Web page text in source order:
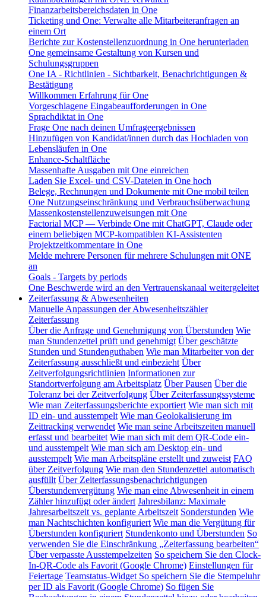
Finanzarbeitsbereichsdaten in One
Ticketing und One: Verwalte alle Mitarbeiteranfragen an
einem Ort
Berichte zur Kostenstellenzuordnung in One herunterladen
One gemeinsame Gestaltung von Kursen und
Schulungsgruppen
One IA - Richtlinien - Sichtbarkeit, Benachrichtigungen &
Bestätigung
Willkommen Erfahrung für One
Vorgeschlagene Eingabeaufforderungen in One
Sprachdiktat in One
Frage One nach deinen Umfrageergebnissen
Hinzufügen von Kandidat/innen durch das Hochladen von
Lebensläufen in One
Enhance-Schaltfläche
Massenhafte Ausgaben mit One einreichen
Laden Sie Excel- und CSV-Dateien in One hoch
Belege, Rechnungen und Dokumente mit One mobil teilen
One Nutzungseinschränkung und Verbrauchsüberwachung
Massenkostenstellenzuweisungen mit One
Factorial MCP — Verbinde One mit ChatGPT, Claude oder
einem beliebigen MCP-kompatiblen KI-Assistenten
Projektzeitkommentare in One
Melde mehrere Personen für mehrere Schulungen mit ONE
an
Goals - Targets by periods
One Beschwerde wird an den Vertrauenskanaal weitergeleitet
Zeiterfassung & Abwesenheiten
Manuelle Anpassungen der Abwesenheitszähler
Zeiterfassung
Über die Anfrage und Genehmigung von Überstunden Wie
man Stundenzettel prüft und genehmigt Über geschätzte
Stunden und Stundenguthaben Wie man Mitarbeiter von der
Zeiterfassung ausschließt und einbezieht Über
Zeitverfolgungsrichtlinien Informationen zur
Standortverfolgung am Arbeitsplatz Über Pausen Über die
Toleranz bei der Zeitverfolgung Über Zeiterfassungssysteme
Wie man Zeiterfassungsberichte exportiert Wie man sich mit
ID ein- und ausstempelt Wie man Geolokalisierung im
Zeittracking verwendet Wie man seine Arbeitszeiten manuell
erfasst und bearbeitet Wie man sich mit dem QR-Code ein-
und ausstempelt Wie man sich am Desktop ein- und
ausstempelt Wie man Arbeitspläne erstellt und zuweist FAQ
über Zeitverfolgung Wie man den Stundenzettel automatisch
ausfüllt Über Zeiterfassungsbenachrichtigungen
Überstundenvergütung Wie man eine Abwesenheit in einem
Zähler hinzufügt oder ändert Jahresbilanz: Maximale
Jahresarbeitszeit vs. geplante Arbeitszeit Sonderstunden Wie
man Nachtschichten konfiguriert Wie man die Vergütung für
Überstunden konfiguriert Stundenkonto und Überstunden So
verwenden Sie die Einschränkung „Zeiterfassung bearbeiten“
Über verpasste Ausstempelzeiten So speichern Sie den Clock-
In-QR-Code als Favorit (Google Chrome) Einstellungen für
Feiertage Teamstatus-Widget So speichern Sie die Stempeluhr
per ID als Favorit (Google Chrome) So fügen Sie